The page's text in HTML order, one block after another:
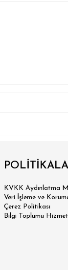
KVKK Aydınlatma
Veri İşleme ve
Çerez Politikası
Bilgi Toplumu